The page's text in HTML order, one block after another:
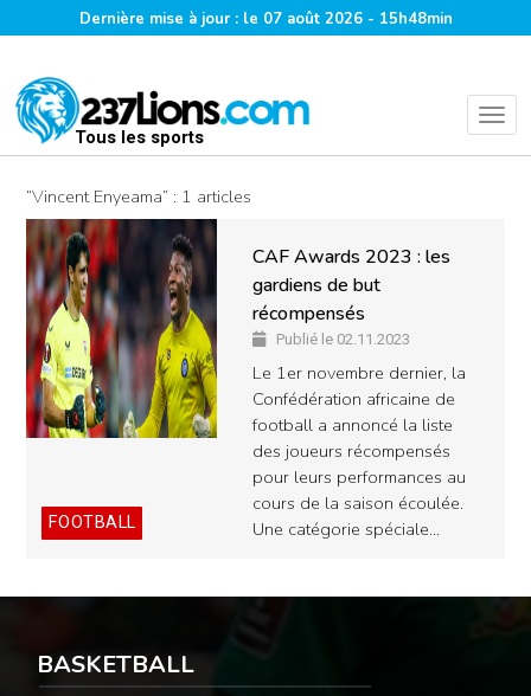
Dernière mise à jour : le 07 août 2026 - 15h48min
Tous les sports
“Vincent Enyeama” : 1 articles
FOOTBALL
CAF Awards 2023 : les
gardiens de but
récompensés
Publié le 02.11.2023
Le 1er novembre dernier, la
Confédération africaine de
football a annoncé la liste
des joueurs récompensés
pour leurs performances au
cours de la saison écoulée.
Une catégorie spéciale…
BASKETBALL